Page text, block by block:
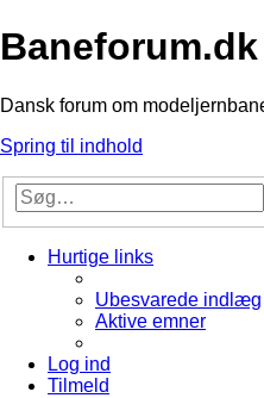
Baneforum.dk
Dansk forum om
Spring til indhold
Hurtige links
Ubesvarede indlæg
Aktive emner
Log ind
Tilmeld